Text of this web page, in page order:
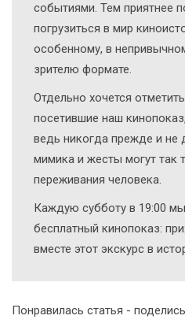
событиями. Тем приятнее
погрузиться в мир
особенному, в
зрителю формате.
Отдельно хочется
посетившие наш
ведь никогда прежде и не
мимика и жесты могут так
переживания человека.
Каждую субботу в 19:00
бесплатный кинопоказ:
вместе этот экскурс в
Понравилась статья -